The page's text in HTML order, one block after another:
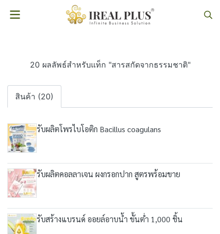
20 ผลลัพธ์สำหรับแท็ก "สารสกัดจากธรรมชาติ"
สินค้า (20)
รับผลิตโพรไบโอติก Bacillus coagulans
รับผลิตคอลลาเจน ผงกรอกปาก สูตรพร้อมขาย
รับสร้างแบรนด์ ออยล์อาบน้ำ ขั้นต่ำ 1,000 ชิ้น